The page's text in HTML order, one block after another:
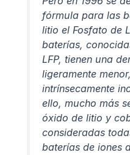
fórmula para las
litio el Fosfato de
baterías,
LFP, tienen una
ligeramente
intrínsecamente
ello, mucho más
óxido de litio y
consideradas
baterías de iones